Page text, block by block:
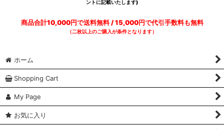
ントに記載いたします)
商品合計10,000円で送料無料 / 15,000円で代引手数料も無料
（二枚以上のご購入が条件となります）
ホーム
Shopping Cart
My Page
お気に入り